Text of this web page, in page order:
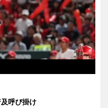
及呼び掛け